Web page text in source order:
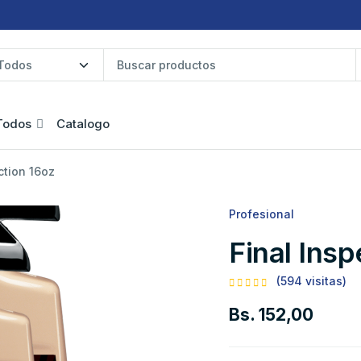
Catalogo
16oz
Profesional
Final
(594 visitas)
Bs. 152,00